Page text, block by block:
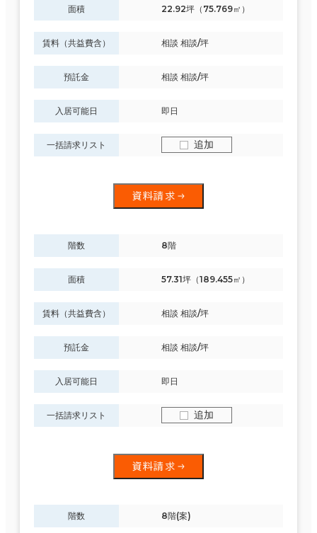
面積 22.92坪（75.769㎡）
賃料（共益費含） 相談 相談/坪
預託金 相談 相談/坪
入居可能日 即日
一括請求リスト 追加
資料請求
階数 8階
面積 57.31坪（189.455㎡）
賃料（共益費含） 相談 相談/坪
預託金 相談 相談/坪
入居可能日 即日
一括請求リスト 追加
資料請求
階数 8階(案)
エリアを追加・変更する
すべての選択をクリア
条件で絞り込む
面積選択
坪数
～
複数フロアを含む
賃料選択（共益費含）
坪単価 月総額
～
賃料非公開物件を含む